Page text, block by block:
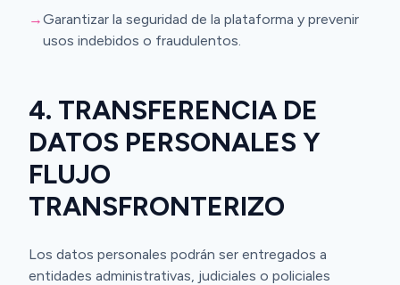
→Garantizar la seguridad de la plataforma y prevenir
usos indebidos o fraudulentos.
4. TRANSFERENCIA DE
DATOS PERSONALES Y
FLUJO
TRANSFRONTERIZO
Los datos personales podrán ser entregados a
entidades administrativas, judiciales o policiales